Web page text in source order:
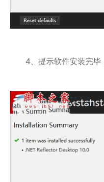
4、提示软件安装完毕